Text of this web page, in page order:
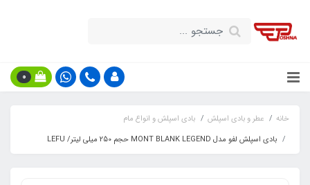
0
خانه عطر و بادی اسپلش
بادی اسپلش و انواع مام
بادی اسپلش لفو مدل MONT BLANK LEGEND حجم 250 میلی لیتر/ LEFU